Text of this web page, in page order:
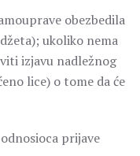
obezbedila
ukoliko nema
izjavu nadležnog
lice) o tome da će
prijave